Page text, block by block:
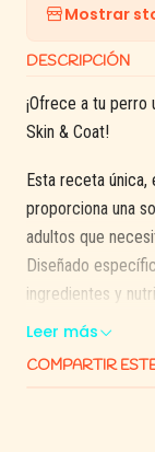
Mostrar
DESCRIPCIÓN
¡Ofrece a tu perro
Skin & Coat!
Esta receta única,
proporciona una
adultos que
Diseñado
ingredientes y
equilibrada de
El pato y la
Leer más
COMPARTIR